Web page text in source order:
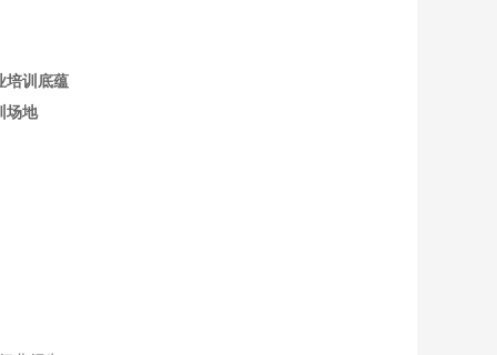
培训底蕴
场地